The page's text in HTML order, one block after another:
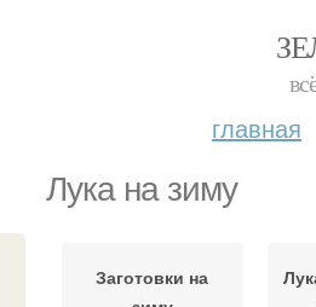
главная
Лука на зиму
Заготовки на